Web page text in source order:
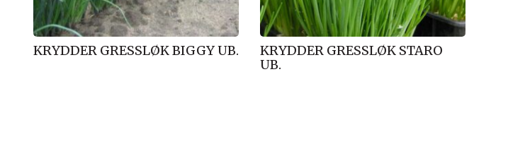
KRYDDER GRESSLØK BIGGY UB.
KRYDDER GRESSLØK STARO
UB.